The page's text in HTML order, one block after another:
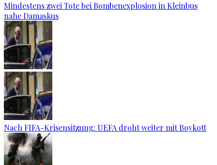
Mindestens zwei Tote bei Bombenexplosion in Kleinbus
nahe Damaskus
Nach FIFA-Krisensitzung: UEFA droht weiter mit Boykott